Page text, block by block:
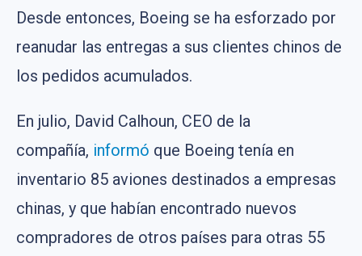
Desde entonces, Boeing se ha esforzado por
reanudar las entregas a sus clientes chinos de
los pedidos acumulados.
En julio, David Calhoun, CEO de la
compañía, informó que Boeing tenía en
inventario 85 aviones destinados a empresas
chinas, y que habían encontrado nuevos
compradores de otros países para otras 55